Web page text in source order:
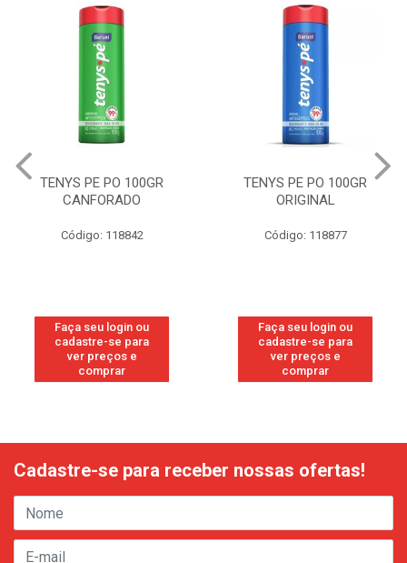
TENYS PE PO 100GR
CANFORADO
Código: 118842
Faça seu login ou
cadastre-se para
ver preços e
comprar
TENYS PE PO 100GR
ORIGINAL
Código: 118877
Faça seu login ou
cadastre-se para
ver preços e
comprar
Cadastre-se para receber nossas ofertas!